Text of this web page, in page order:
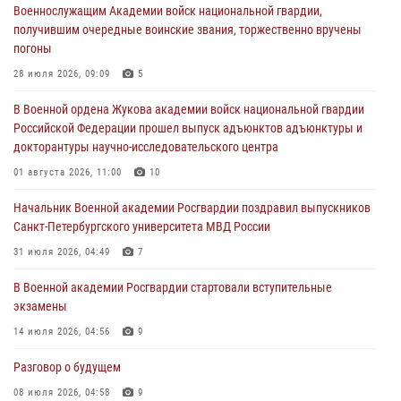
Военная академия информирует!
23 июля 2026, 04:51
Курсант Военной академии войск национальной гвардии принял
22 июля 2026, 09:41
Мастер‑класс по стрельбе: точность, тактика, профессионализм
20 июля 2026, 11:17
108 лет со дня образования подразделений связи войск
Военнослужащим Академии войск национальной гвардии,
получившим очередные воинские звания, торжественно вручены
погоны
28 июля 2026, 09:09 5
В Военной ордена Жукова академии войск национальной гвардии
Российской Федерации прошел выпуск адъюнктов адъюнктуры и
докторантуры научно-исследовательского центра
01 августа 2026, 11:00 10
Начальник Военной академии Росгвардии поздравил выпускников
Санкт-Петербургского университета МВД России
31 июля 2026, 04:49 7
В Военной академии Росгвардии стартовали вступительные
экзамены
14 июля 2026, 04:56 9
Разговор о будущем
08 июля 2026, 04:58 9